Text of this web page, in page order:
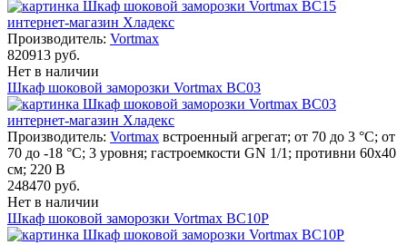
Производитель: Vortmax
820913 руб.
Нет в наличии
Шкаф шоковой заморозки Vortmax BC03
Производитель: Vortmax встроенный агрегат; от 70 до 3 °С; от
70 до -18 °С; 3 уровня; гастроемкости GN 1/1; противни 60х40
см; 220 В
248470 руб.
Нет в наличии
Шкаф шоковой заморозки Vortmax BC10P